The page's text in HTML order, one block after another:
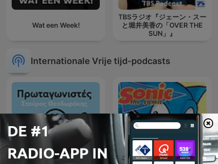
Wat een Week!
TBSラジオ『ジェーン・スー
と堀井美香の「OVER THE
SUN」』
Internationale Vrije tijd-podcasts